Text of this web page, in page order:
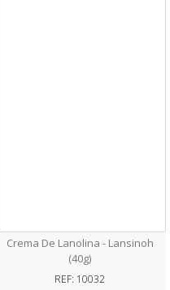
Crema De Lanolina - Lansinoh
(40g)
REF: 10032